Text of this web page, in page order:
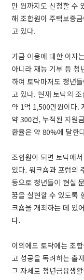
만 원까지도 신청할 수
해 조합원이 주택보증
고 있다.
기금 이용에 대한 이자
아니라 재능 기부 등 청
하여 토닥마저도 청년
고 있다. 현재 토닥의
약 1억 1,500만원이다.
약 300건, 누적된 지원
환율은 약 80%에 달한
조합원이 되면 토닥에
있다. 워크숍과 포럼의
등으로 청년들이 현실
꿈을 실현할 수 있도록
크숍을 개최하는 데 있
다.
이외에도 토닥에는 조
고 성공을 독려하는 출
그 자체로 청년금융생